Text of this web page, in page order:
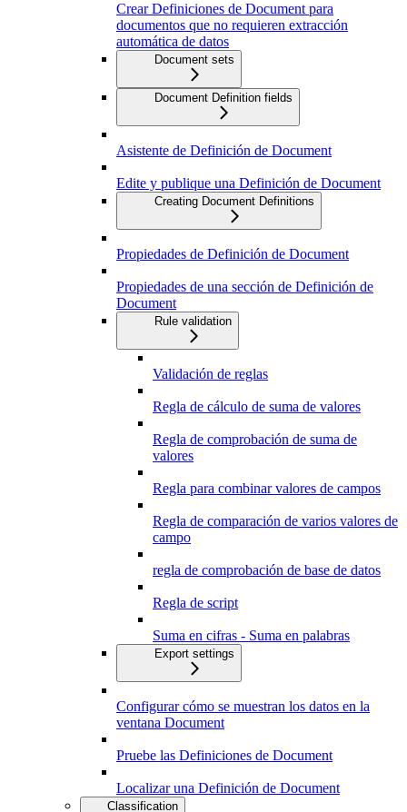
Crear Definiciones de Document para
documentos que no requieren extracción
automática de datos
Document sets
Document Definition fields
Asistente de Definición de Document
Edite y publique una Definición de Document
Creating Document Definitions
Propiedades de Definición de Document
Propiedades de una sección de Definición de
Document
Rule validation
Validación de reglas
Regla de cálculo de suma de valores
Regla de comprobación de suma de
valores
Regla para combinar valores de campos
Regla de comparación de varios valores de
campo
regla de comprobación de base de datos
Regla de script
Suma en cifras - Suma en palabras
Export settings
Configurar cómo se muestran los datos en la
ventana Document
Pruebe las Definiciones de Document
Localizar una Definición de Document
Classification